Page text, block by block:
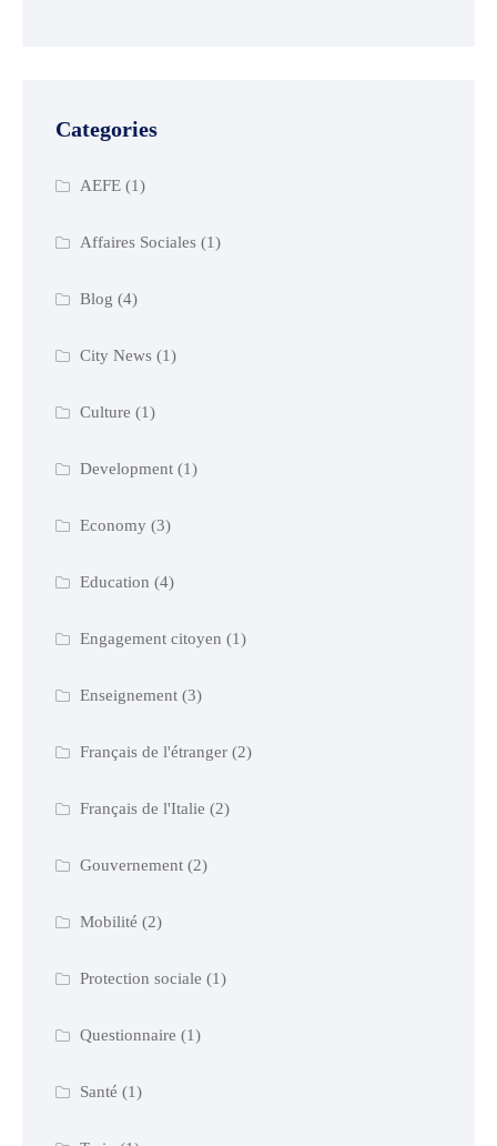
Categories
AEFE(1)
Affaires Sociales(1)
Blog (4)
City News(1)
Culture (1)
Development(1)
Economy (3)
Education (4)
Engagement citoyen (1)
Enseignement(3)
Français de l'étranger(2)
Français de l'Italie (2)
Gouvernement(2)
Mobilité (2)
Protection sociale (1)
Questionnaire (1)
Santé (1)